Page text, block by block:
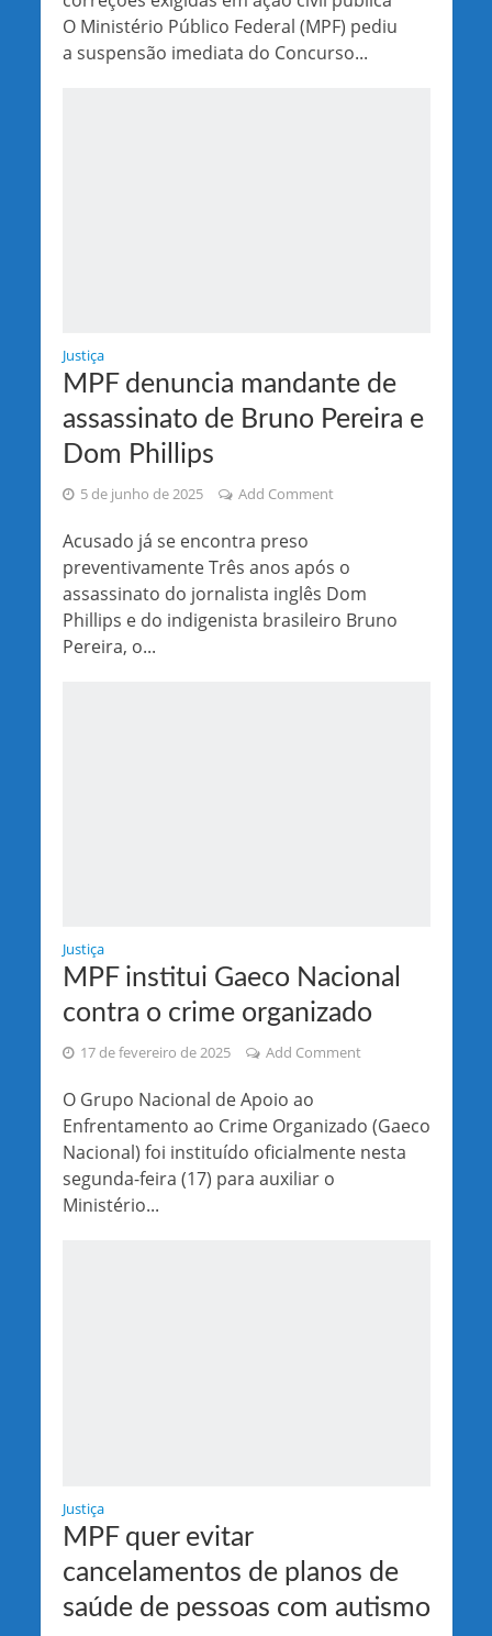
O Ministério Público Federal (MPF) pediu
a suspensão imediata do Concurso...
Justiça
MPF denuncia mandante de
assassinato de Bruno Pereira e
Dom Phillips
5 de junho de 2025 Add Comment
Acusado já se encontra preso
preventivamente Três anos após o
assassinato do jornalista inglês Dom
Phillips e do indigenista brasileiro Bruno
Pereira, o...
Justiça
MPF institui Gaeco Nacional
contra o crime organizado
17 de fevereiro de 2025 Add Comment
O Grupo Nacional de Apoio ao
Enfrentamento ao Crime Organizado (Gaeco
Nacional) foi instituído oficialmente nesta
segunda-feira (17) para auxiliar o
Ministério...
Justiça
MPF quer evitar
cancelamentos de planos de
saúde de pessoas com autismo